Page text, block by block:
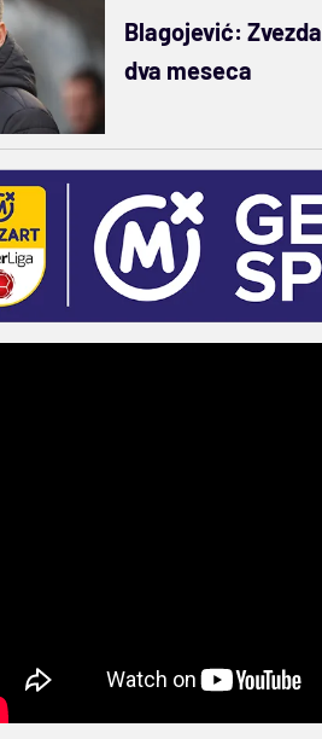
Blagojević:
dva meseca